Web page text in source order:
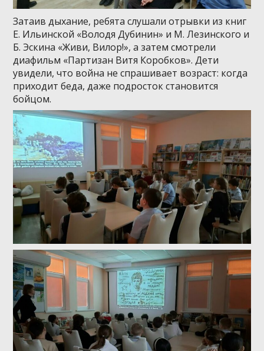
Затаив дыхание, ребята слушали отрывки из книг
Е. Ильинской «Володя Дубинин» и М. Лезинского и
Б. Эскина «Живи, Вилор!», а затем смотрели
диафильм «Партизан Витя Коробков». Дети
увидели, что война не спрашивает возраст: когда
приходит беда, даже подросток становится
бойцом.